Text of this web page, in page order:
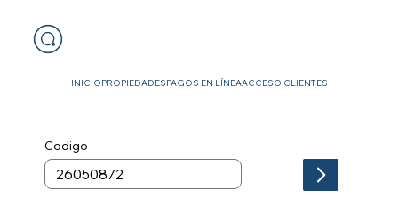
INICIOPROPIEDADESPAGOS EN LÍNEAACCESO CLIENTES
Codigo